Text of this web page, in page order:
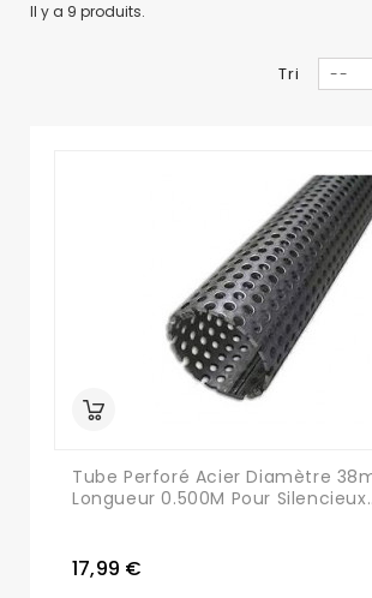
Il y a 9 produits.
Tri --
Tube Perforé Acier Diamètre
Longueur 0.500M Pour
17,99 €